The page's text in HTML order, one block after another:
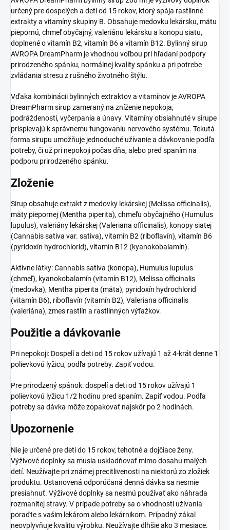
určený pre dospelých a deti od 15 rokov, ktorý spája rastlinné
extrakty a vitamíny skupiny B. Obsahuje medovku lekársku, mätu
piepornú, chmeľ obyčajný, valeriánu lekársku a konopu siatu,
doplnené o vitamín B2, vitamín B6 a vitamín B12. Bylinný sirup
AVROPA DreamPharm je vhodnou voľbou pri hľadaní podpory
prirodzeného spánku, normálnej kvality spánku a pri potrebe
zvládania stresu z rušného životného štýlu.
Vďaka kombinácii bylinných extraktov a vitamínov je AVROPA
DreamPharm sirup zameraný na zníženie nepokoja,
podráždenosti, vyčerpania a únavy. Vitamíny obsiahnuté v sirupe
prispievajú k správnemu fungovaniu nervového systému. Tekutá
forma sirupu umožňuje jednoduché užívanie a dávkovanie podľa
potreby, či už pri nepokoji počas dňa, alebo pred spaním na
podporu prirodzeného spánku.
Zloženie
Sirup obsahuje extrakt z medovky lekárskej (Melissa officinalis),
mäty piepornej (Mentha piperita), chmeľu obyčajného (Humulus
lupulus), valeriány lekárskej (Valeriana officinalis), konopy siatej
(Cannabis sativa var. sativa), vitamín B2 (riboflavín), vitamín B6
(pyridoxín hydrochlorid), vitamín B12 (kyanokobalamín).
Aktívne látky: Cannabis sativa (konopa), Humulus lupulus
(chmeľ), kyanokobalamín (vitamín B12), Melissa officinalis
(medovka), Mentha piperita (mäta), pyridoxín hydrochlorid
(vitamín B6), riboflavín (vitamín B2), Valeriana officinalis
(valeriána), zmes rastlín a rastlinných výťažkov.
Použitie a dávkovanie
Pri nepokoji: Dospelí a deti od 15 rokov užívajú 1 až 4-krát denne 1
polievkovú lyžicu, podľa potreby. Zapiť vodou.
Pre prirodzený spánok: dospelí a deti od 15 rokov užívajú 1
polievkovú lyžicu 1/2 hodinu pred spaním. Zapiť vodou. Podľa
potreby sa dávka môže zopakovať najskôr po 2 hodinách.
Upozornenie
Nie je určené pre deti do 15 rokov, tehotné a dojčiace ženy.
Výživové doplnky sa musia uskladňovať mimo dosahu malých
detí. Neužívajte pri známej precitlivenosti na niektorú zo zložiek
produktu. Ustanovená odporúčaná denná dávka sa nesmie
presiahnuť. Výživové doplnky sa nesmú používať ako náhrada
rozmanitej stravy. V prípade potreby sa o vhodnosti užívania
poraďte s vašim lekárom alebo lekárnikom. Prípadný zákal
neovplyvňuje kvalitu výrobku. Neužívajte dlhšie ako 3 mesiace.